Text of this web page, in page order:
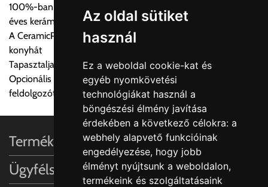
Az oldal sütiket
használ
Ez a weboldal cookie-kat és
egyéb nyomkövetési
technológiákat használ a
böngészési élmény javítása
érdekében a következő célokra: a
webhely alapvető funkcióinak
engedélyezése, hogy jobb
élményt nyújtsunk a weboldalon,
termékeink és szolgáltatásaink
Ingyenes szállítási lehetőség nincs!
Egyes termékek súlyát a program nem ismeri, rendelés esetén
a központ igazolja vissza. Amennyiben a költséget az Ön által
gondoltnál magasabb értékben igazoljuk vissza, úgy a
visszaigazolástól számított 24 órán belül a terméket
lemondhatja, vagy kérheti a személyes átvételre való
módosítását.
KERÁMIA TERMÉKEK SZÁLLÍTATÁSA NEM, VAGY CSAK
A MEGRENDELŐ KIFEJEZETT KÉRÉSÉRE ÉS
FELELŐSSÉGÉRE LEHETSÉGES!!
100%-ban természetes alapanyagok és kézművesség 270
éves kerámia tapasztalattal
A CeramicPlus könnyen gondozható, és tisztán tartja a
konyhát
Tapasztalja meg a Villeroy & Boch varázslatos dizájn világát
Opcionális kiegészítők: Rozsdamentes acél beakasztható
feldolgozótálcák és vágódeszka valódi fa furnérral
Termékinformációk
Ügyfélszolgálat